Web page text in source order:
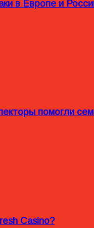
в Европе и
помогли
Casino?